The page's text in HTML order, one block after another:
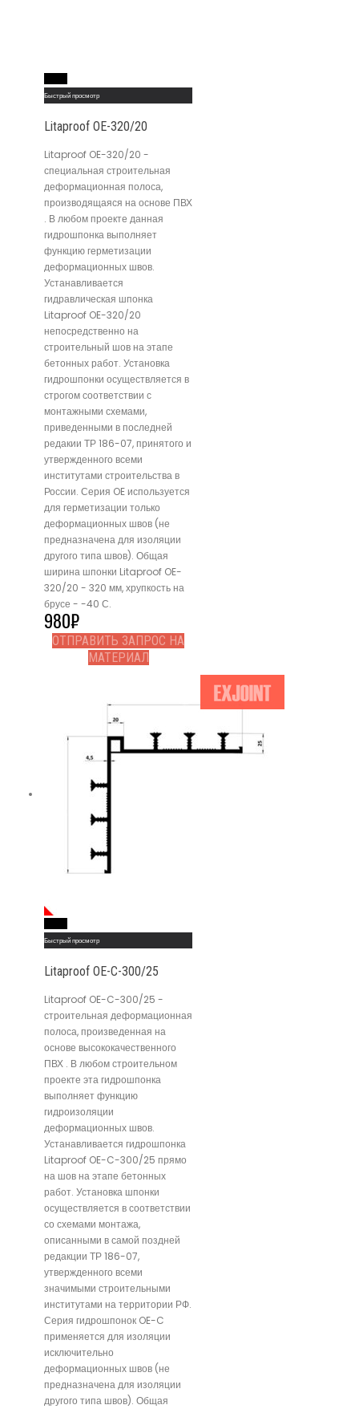
Быстрый просмотр
Litaproof OE-320/20
Litaproof OE-320/20 -
специальная строительная
деформационная полоса,
производящаяся на основе ПВХ
. В любом проекте данная
гидрошпонка выполняет
функцию герметизации
деформационных швов.
Устанавливается
гидравлическая шпонка
Litaproof OE-320/20
непосредственно на
строительный шов на этапе
бетонных работ. Установка
гидрошпонки осуществляется в
строгом соответствии с
монтажными схемами,
приведенными в последней
редакии ТР 186-07, принятого и
утвержденного всеми
институтами строительства в
России. Серия OE используется
для герметизации только
деформационных швов (не
предназначена для изоляции
другого типа швов). Общая
ширина шпонки Litaproof OE-
320/20 - 320 мм, хрупкость на
брусе - -40 С.
980₽
ОТПРАВИТЬ ЗАПРОС НА
МАТЕРИАЛ
Быстрый просмотр
Litaproof OE-C-300/25
Litaproof OE-C-300/25 -
строительная деформационная
полоса, произведенная на
основе высококачественного
ПВХ . В любом строительном
проекте эта гидрошпонка
выполняет функцию
гидроизоляции
деформационных швов.
Устанавливается гидрошпонка
Litaproof OE-C-300/25 прямо
на шов на этапе бетонных
работ. Установка шпонки
осуществляется в соответствии
со схемами монтажа,
описанными в самой поздней
редакции ТР 186-07,
утвержденного всеми
значимыми строительными
институтами на территории РФ.
Серия гидрошпонок OE-C
применяется для изоляции
исключительно
деформационных швов (не
предназначена для изоляции
другого типа швов). Общая